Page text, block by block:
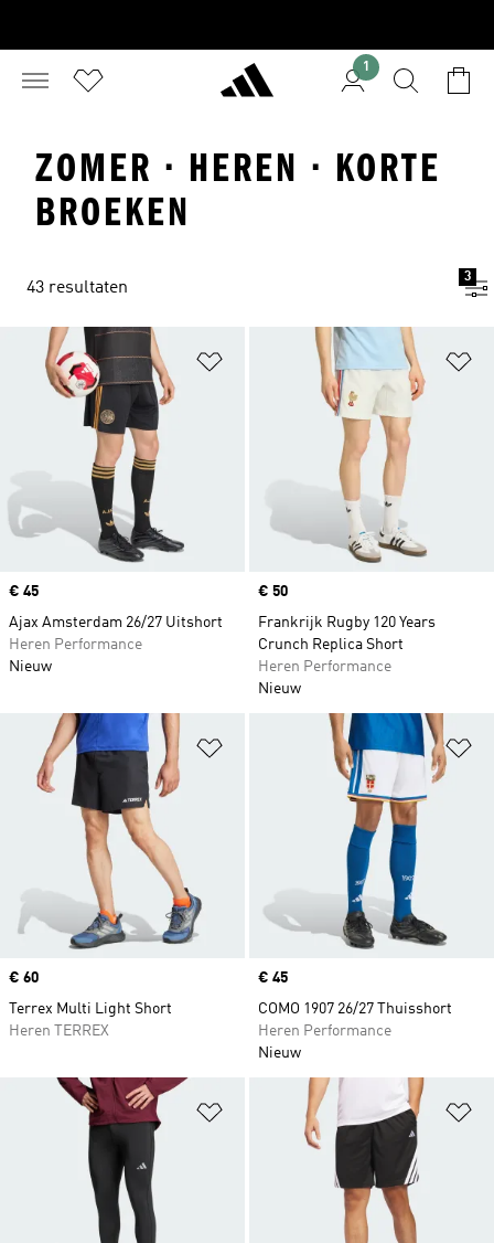
1
ZOMER · HEREN · KORTE
BROEKEN
43 resultaten
3
Op verlanglijst zetten
Price
€ 45
Ajax Amsterdam 26/27 Uitshort
Heren Performance
Nieuw
Price
€ 50
Frankrijk Rugby 120 Years
Crunch Replica Short
Heren Performance
Nieuw
Op verlanglijst zetten
Price
€ 60
Terrex Multi Light Short
Heren TERREX
Price
€ 45
COMO 1907 26/27 Thuisshort
Heren Performance
Nieuw
Op verlanglijst zetten